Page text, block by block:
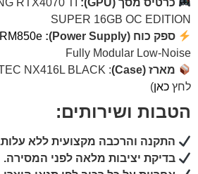
כרטיס מסך (GPU):
RTX4070 TI
SUPER 16GB OC EDITION
ספק כוח (Power Supply):
Corsair PSU 850W
RM850e
Fully Modular Low-Noise
מארז (Case)
לחץ כאן)
הטבות ושירותים:
התקנה והרכבה מקצועית ללא
בדיקת יציבות מלאה לפני המסירה.